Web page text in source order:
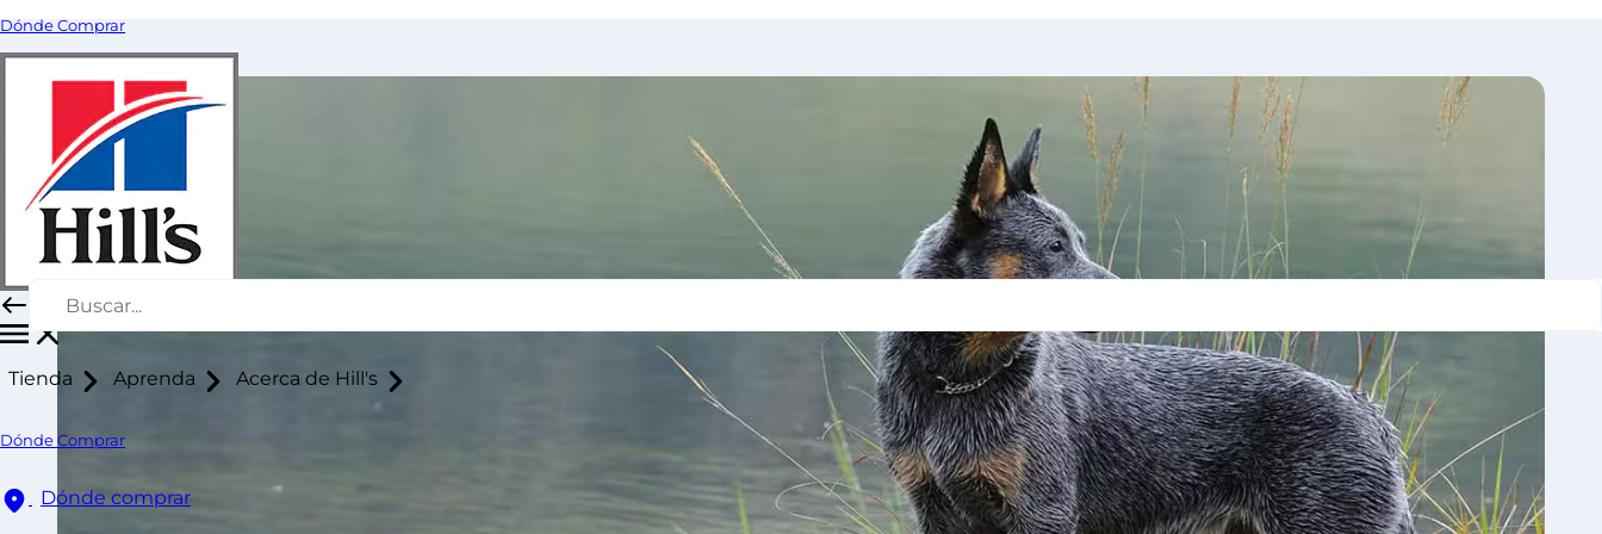
Dónde Comprar
Tienda Aprenda Acerca de Hill's
Dónde Comprar
Dónde comprar